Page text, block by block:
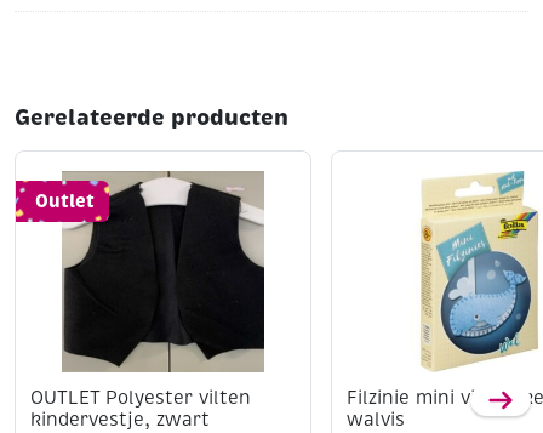
Gerelateerde producten
Outlet
OUTLET Polyester vilten
kindervestje, zwart
Filzinie mini
walvis